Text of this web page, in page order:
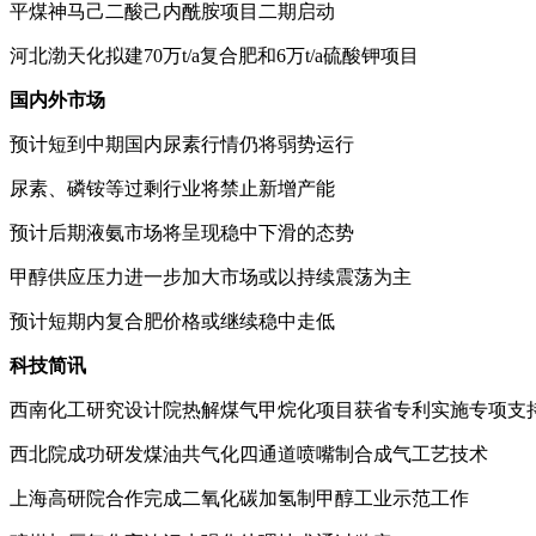
平煤神马己二酸己内酰胺项目二期启动
河北渤天化拟建70万t/a复合肥和6万t/a硫酸钾项目
国内外市场
预计短到中期国内尿素行情仍将弱势运行
尿素、磷铵等过剩行业将禁止新增产能
预计后期液氨市场将呈现稳中下滑的态势
甲醇供应压力进一步加大市场或以持续震荡为主
预计短期内复合肥价格或继续稳中走低
科技简讯
西南化工研究设计院热解煤气甲烷化项目获省专利实施专项支
西北院成功研发煤油共气化四通道喷嘴制合成气工艺技术
上海高研院合作完成二氧化碳加氢制甲醇工业示范工作